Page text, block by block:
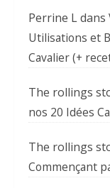
Perrine Ldans
Utilisations et
Cavalier (+
The rollings
nos 20 Idées
The rollings
Commençant